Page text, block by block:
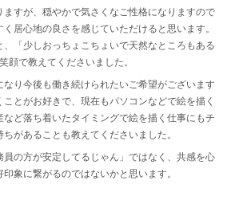
ますが、穏やかで気さくなご性格になりますので
居心地の良さを感じていただけると思います。
、「少しおっちょこちょいで天然なところもある
顔で教えてくださいました。
り今後も働き続けられたいご希望がございます
とがお好きで、現在もパソコンなどで絵を描く
ど落ち着いたタイミングで絵を描く仕事にもチ
があることも教えてくださいました。
員の方が安定してるじゃん」ではなく、共感を心
象に繋がるのではないかと思います。